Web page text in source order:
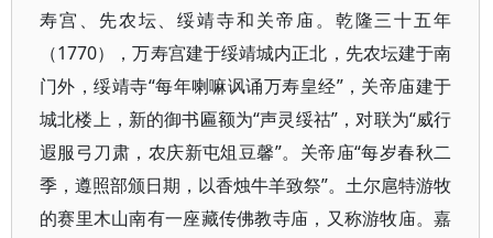
寿宫、先农坛、绥靖寺和关帝庙。乾隆三十五年
（1770），万寿宫建于绥靖城内正北，先农坛建于南
门外，绥靖寺“每年喇嘛讽诵万寿皇经”，关帝庙建于
城北楼上，新的御书匾额为“声灵绥祜”，对联为“威行
遐服弓刀肃，农庆新屯俎豆馨”。关帝庙“每岁春秋二
季，遵照部颁日期，以香烛牛羊致祭”。土尔扈特游牧
的赛里木山南有一座藏传佛教寺庙，又称游牧庙。嘉